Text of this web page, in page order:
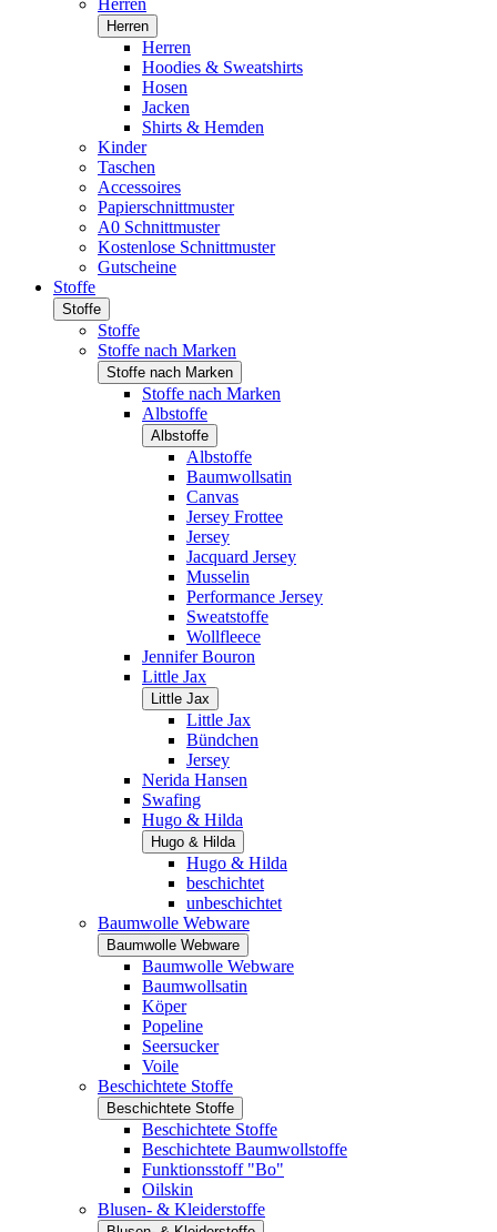
Herren
Herren
Herren
Hoodies & Sweatshirts
Hosen
Jacken
Shirts & Hemden
Kinder
Taschen
Accessoires
Papierschnittmuster
A0 Schnittmuster
Kostenlose Schnittmuster
Gutscheine
Stoffe
Stoffe
Stoffe
Stoffe nach Marken
Stoffe nach Marken
Stoffe nach Marken
Albstoffe
Albstoffe
Albstoffe
Baumwollsatin
Canvas
Jersey Frottee
Jersey
Jacquard Jersey
Musselin
Performance Jersey
Sweatstoffe
Wollfleece
Jennifer Bouron
Little Jax
Little Jax
Little Jax
Bündchen
Jersey
Nerida Hansen
Swafing
Hugo & Hilda
Hugo & Hilda
Hugo & Hilda
beschichtet
unbeschichtet
Baumwolle Webware
Baumwolle Webware
Baumwolle Webware
Baumwollsatin
Köper
Popeline
Seersucker
Voile
Beschichtete Stoffe
Beschichtete Stoffe
Beschichtete Stoffe
Beschichtete Baumwollstoffe
Funktionsstoff "Bo"
Oilskin
Blusen- & Kleiderstoffe